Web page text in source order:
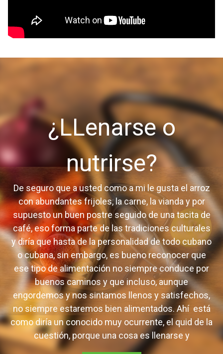
¿LLenarse o
nutrirse?
De seguro que a usted como a mi le gusta el arroz
con abundantes frijoles, la carne, la vianda y por
supuesto un buen postre seguido de una tacita de
café, eso forma parte de las tradiciones culturales
y diría que hasta de la personalidad de todo cubano
o cubana, sin embargo, es bueno reconocer que
ese tipo de alimentación no siempre conduce por
buenos caminos y que incluso, aunque
engordemos y nos sintamos llenos y satisfechos,
no siempre estaremos bien alimentados. Ahí está
como diría un conocido muy ocurrente, el quid de la
cuestión, porque una cosa es llenarse y